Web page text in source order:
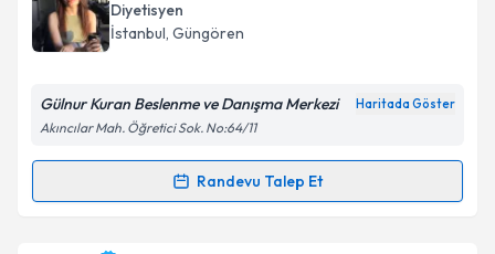
oluşturun. Size bu uzmandan randevu almanız için bir
takvim hazırlandığında e-posta ile bilgilendireceğiz.
Kişisel verilerimin işlenmesine ilişkin
Metni'ni okudum ve kişisel verilerimin belirtilen
Diyetisyen
İstanbul, Güngören
Gülnur Kuran Beslenme ve Danışma Merkezi Haritada Göster
Akıncılar Mah. Öğretici Sok. No:64/11
Randevu Talep Et
Randevu Takvimi Talebi